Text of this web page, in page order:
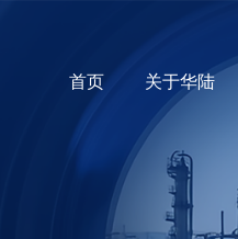
首页 关于华陆